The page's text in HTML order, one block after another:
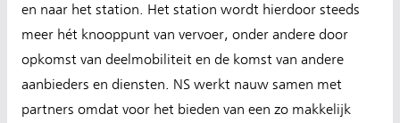
en naar het station. Het station wordt hierdoor steeds
meer hét knooppunt van vervoer, onder andere door
opkomst van deelmobiliteit en de komst van andere
aanbieders en diensten. NS werkt nauw samen met
partners omdat voor het bieden van een zo makkelijk